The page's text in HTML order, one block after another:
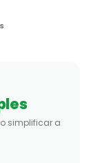
simplificar a